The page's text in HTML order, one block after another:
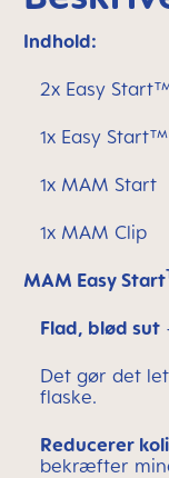
Indhold:
2x Easy
1x Easy
1x MAM Start
1x MAM Clip
MAM Easy Start
Flad, blød sut
Det gør det
flaske.
Reducerer
bekræfter